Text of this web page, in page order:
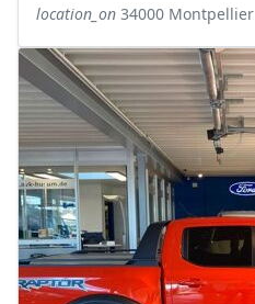
location_on 34000 Montpellier